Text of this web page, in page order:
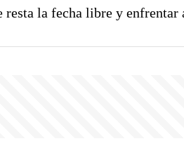
la fecha libre y enfrentar